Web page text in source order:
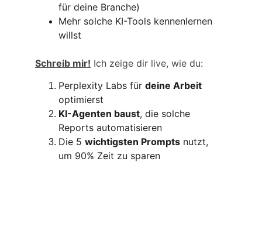
für deine Branche)
Mehr solche KI-Tools kennenlernen
willst
Schreib mir! Ich zeige dir live, wie du:
Perplexity Labs für deine Arbeit
optimierst
KI-Agenten baust, die solche
Reports automatisieren
Die 5 wichtigsten Prompts nutzt,
um 90% Zeit zu sparen